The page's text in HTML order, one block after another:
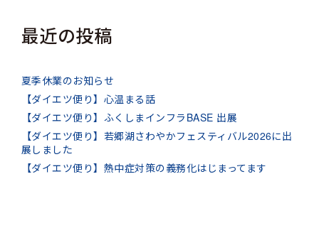
最近の投稿
夏季休業のお知らせ
【ダイエツ便り】心温まる話
【ダイエツ便り】ふくしまインフラBASE 出展
【ダイエツ便り】若郷湖さわやかフェスティバル2026に出
展しました
【ダイエツ便り】熱中症対策の義務化はじまってます